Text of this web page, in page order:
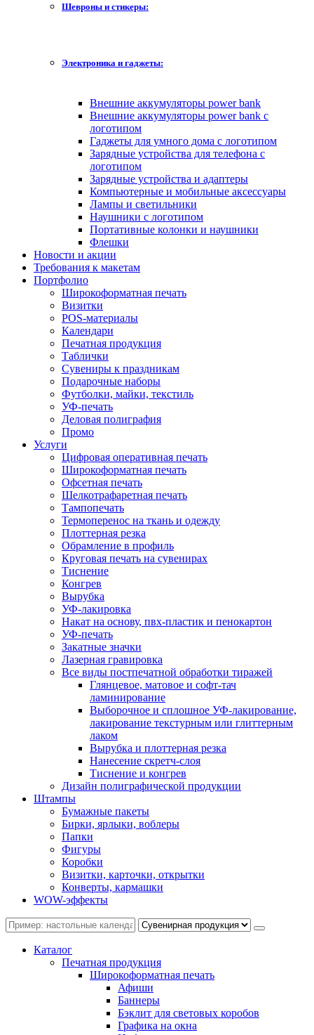
Шевроны и стикеры:
Электроника и гаджеты:
Внешние аккумуляторы power bank
Внешние аккумуляторы power bank с
логотипом
Гаджеты для умного дома с логотипом
Зарядные устройства для телефона с
логотипом
Зарядные устройства и адаптеры
Компьютерные и мобильные аксессуары
Лампы и светильники
Наушники с логотипом
Портативные колонки и наушники
Флешки
Новости и акции
Требования к макетам
Портфолио
Широкоформатная печать
Визитки
POS-материалы
Календари
Печатная продукция
Таблички
Сувениры к праздникам
Подарочные наборы
Футболки, майки, текстиль
УФ-печать
Деловая полиграфия
Промо
Услуги
Цифровая оперативная печать
Широкоформатная печать
Офсетная печать
Шелкотрафаретная печать
Тампопечать
Термоперенос на ткань и одежду
Плоттерная резка
Обрамление в профиль
Круговая печать на сувенирах
Тиснение
Конгрев
Вырубка
УФ-лакировка
Накат на основу, пвх-пластик и пенокартон
УФ-печать
Закатные значки
Лазерная гравировка
Все виды постпечатной обработки тиражей
Глянцевое, матовое и софт-тач
ламинирование
Выборочное и сплошное УФ-лакирование,
лакирование текстурным или глиттерным
лаком
Вырубка и плоттерная резка
Нанесение скретч-слоя
Тиснение и конгрев
Дизайн полиграфической продукции
Штампы
Бумажные пакеты
Бирки, ярлыки, воблеры
Папки
Фигуры
Коробки
Визитки, карточки, открытки
Конверты, кармашки
WOW-эффекты
Каталог
Печатная продукция
Широкоформатная печать
Афиши
Баннеры
Бэклит для световых коробов
Графика на окна